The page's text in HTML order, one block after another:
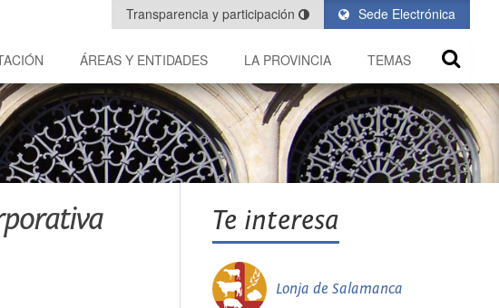
Sede Electrónica
Transparencia y participación
ÁREAS Y ENTIDADES LA PROVINCIA TEMAS
Te interesa
Lonja de Salamanca